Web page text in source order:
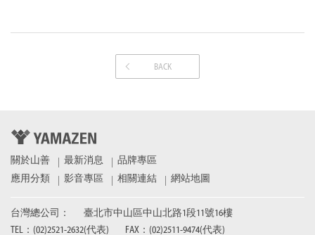
BACK
關於山善 最新消息
品牌專區
應用分類
影音專區 相關連結 網站地圖
台灣總公司：
臺北市中山區中山北路1段11號16樓
TEL：(02)2521­-2632(代表)
FAX：(02)2511­-9474(代表)